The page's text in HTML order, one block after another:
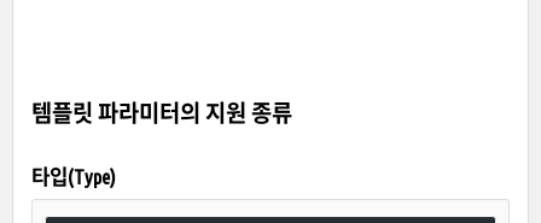
템플릿 파라미터의 지원 종류
타입(Type)